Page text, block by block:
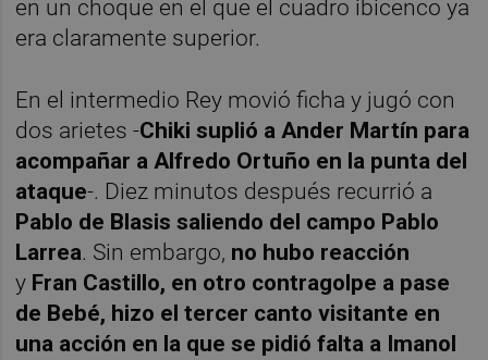
en un choque en el que el cuadro ibicenco ya
era claramente superior.
En el intermedio Rey movió ficha y jugó con
dos arietes -Chiki suplió a Ander Martín para
acompañar a Alfredo Ortuño en la punta del
ataque-. Diez minutos después recurrió a
Pablo de Blasis saliendo del campo Pablo
Larrea. Sin embargo, no hubo reacción
y Fran Castillo, en otro contragolpe a pase
de Bebé, hizo el tercer canto visitante en
una acción en la que se pidió falta a Imanol